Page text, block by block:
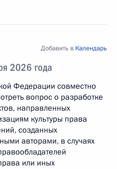
2026 года
Добавить в Календарь
Федерации совместно
вопрос о разработке
направленных
культуры права
созданных
авторами, в случаях
или иных